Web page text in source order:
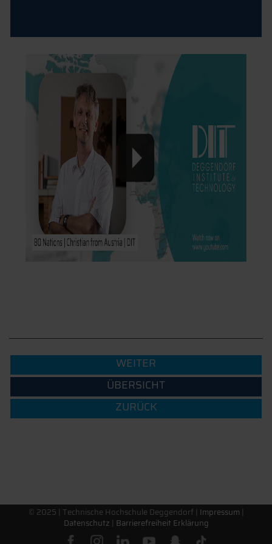
WEITER
ÜBERSICHT
ZURÜCK
© 2025 | Technische Hochschule Deggendorf | Impressum |
Datenschutz | Barrierefreiheit Erklärung